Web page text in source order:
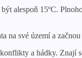
alespoň 15ºС.
na své území a
a hádky. Znají